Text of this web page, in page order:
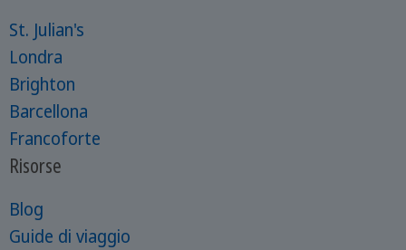
St. Julian's
Londra
Brighton
Barcellona
Francoforte
Risorse
Blog
Guide di viaggio